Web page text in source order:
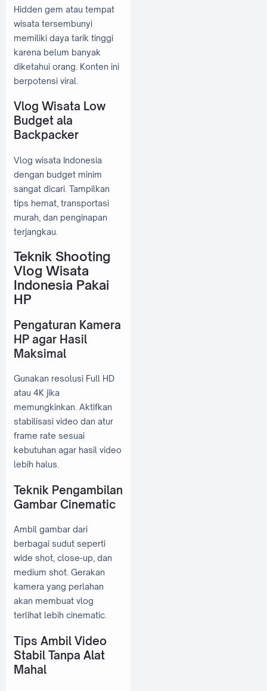
Hidden gem atau tempat
wisata tersembunyi
memiliki daya tarik tinggi
karena belum banyak
diketahui orang. Konten ini
berpotensi viral.
Vlog Wisata Low
Budget ala
Backpacker
Vlog wisata Indonesia
dengan budget minim
sangat dicari. Tampilkan
tips hemat, transportasi
murah, dan penginapan
terjangkau.
Teknik Shooting
Vlog Wisata
Indonesia Pakai
HP
Pengaturan Kamera
HP agar Hasil
Maksimal
Gunakan resolusi Full HD
atau 4K jika
memungkinkan. Aktifkan
stabilisasi video dan atur
frame rate sesuai
kebutuhan agar hasil video
lebih halus.
Teknik Pengambilan
Gambar Cinematic
Ambil gambar dari
berbagai sudut seperti
wide shot, close-up, dan
medium shot. Gerakan
kamera yang perlahan
akan membuat vlog
terlihat lebih cinematic.
Tips Ambil Video
Stabil Tanpa Alat
Mahal